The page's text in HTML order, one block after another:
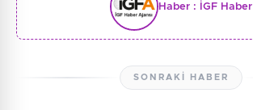
Haber : İGF Haber
SONRAKI HABER